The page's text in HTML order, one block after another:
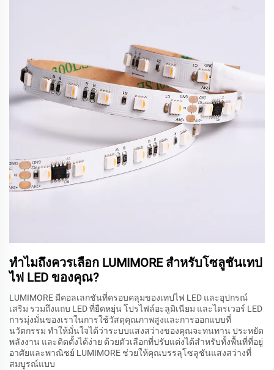
ทำไมถึงควรเลือก LUMIMORE สำหรับโซลูชันเทป
ไฟ LED ของคุณ?
LUMIMORE มีคอลเลกชันที่ครอบคลุมของเทปไฟ LED และอุปกรณ์
เสริม รวมถึงแถบ LED ที่ยืดหยุ่น โปรไฟล์อะลูมิเนียม และไดรเวอร์ LED
การมุ่งมั่นของเราในการใช้วัสดุคุณภาพสูงและการออกแบบที่
นวัตกรรม ทำให้มั่นใจได้ว่าระบบแสงสว่างของคุณจะทนทาน ประหยัด
พลังงาน และติดตั้งได้ง่าย ด้วยตัวเลือกที่ปรับแต่งได้สำหรับทั้งพื้นที่ที่อยู่
อาศัยและพาณิชย์ LUMIMORE ช่วยให้คุณบรรลุโซลูชันแสงสว่างที่
สมบูรณ์แบบ